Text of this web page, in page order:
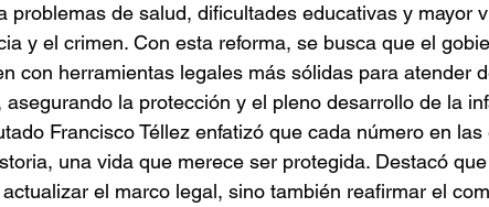
problemas de salud, dificultades educativas y mayor
y el crimen. Con esta reforma, se busca que el
con herramientas legales más sólidas para atender
asegurando la protección y el pleno desarrollo de la
Francisco Téllez enfatizó que cada número en
una vida que merece ser protegida. Destacó
el marco legal, sino también reafirmar el